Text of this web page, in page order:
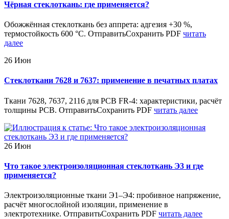
Чёрная стеклоткань: где применяется?
Обожжённая стеклоткань без аппрета: адгезия +30 %,
термостойкость 600 °C. ОтправитьСохранить PDF читать
далее
26 Июн
Стеклоткани 7628 и 7637: применение в печатных платах
Ткани 7628, 7637, 2116 для PCB FR-4: характеристики, расчёт
толщины PCB. ОтправитьСохранить PDF читать далее
26 Июн
Что такое электроизоляционная стеклоткань Э3 и где
применяется?
Электроизоляционные ткани Э1–Э4: пробивное напряжение,
расчёт многослойной изоляции, применение в
электротехнике. ОтправитьСохранить PDF читать далее